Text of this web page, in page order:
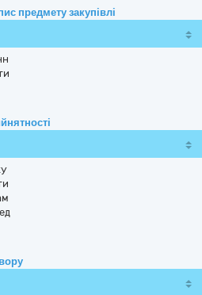
предмету закупівлі